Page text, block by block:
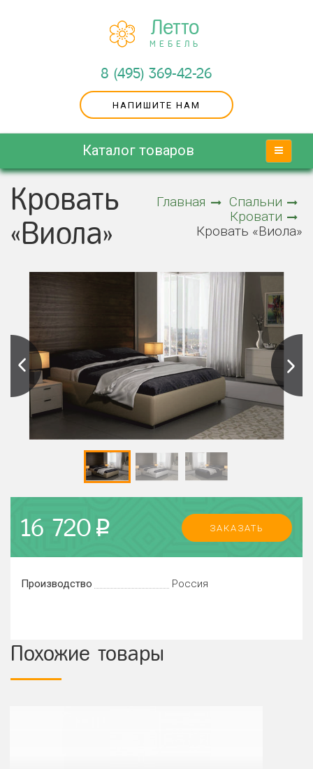
Летто
МЕБЕЛЬ
8 (495) 369-42-26
НАПИШИТЕ НАМ
Каталог товаров
Кровать
«Виола»
Главная
Спальни
Кровати
Кровать «Виола»
16 720 p ЗАКАЗАТЬ
Производство Россия
Похожие товары